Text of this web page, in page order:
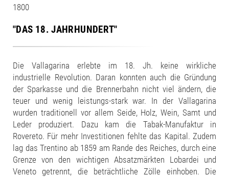
1800
"DAS 18. JAHRHUNDERT"
Die Vallagarina erlebte im 18. Jh. keine wirkliche
industrielle Revolution. Daran konnten auch die Gründung
der Sparkasse und die Brennerbahn nicht viel ändern, die
teuer und wenig leistungs-stark war. In der Vallagarina
wurden traditionell vor allem Seide, Holz, Wein, Samt und
Leder produziert. Dazu kam die Tabak-Manufaktur in
Rovereto. Für mehr Investitionen fehlte das Kapital. Zudem
lag das Trentino ab 1859 am Rande des Reiches, durch eine
Grenze von den wichtigen Absatzmärkten Lobardei und
Veneto getrennt, die beträchtliche Zölle einhoben. Die